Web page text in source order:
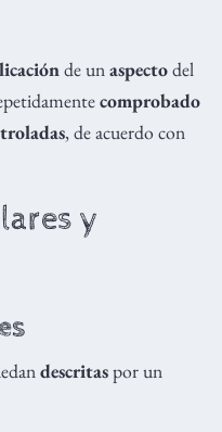
de unaspectodel
comprobado
, de acuerdo con
y
descritaspor un